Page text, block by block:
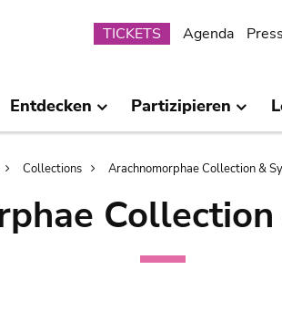
Submenu
TICKETS Agenda
Entdecken Partizipieren
Collections Arachnomorphae Collection &